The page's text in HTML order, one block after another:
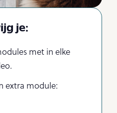
je:
met in elke
extra module: